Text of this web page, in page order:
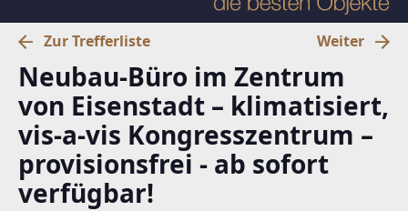
Zur Trefferliste Weiter
Neubau-Büro im Zentrum
von Eisenstadt – klimatisiert,
vis-a-vis Kongresszentrum –
provisionsfrei - ab sofort
verfügbar!